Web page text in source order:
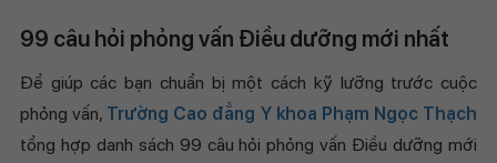
99 câu hỏi phỏng vấn Điều dưỡng mới nhất
Để giúp các bạn chuẩn bị một cách kỹ lưỡng trước cuộc
phỏng vấn, Trường Cao đẳng Y khoa Phạm Ngọc Thạch
tổng hợp danh sách 99 câu hỏi phỏng vấn Điều dưỡng mới